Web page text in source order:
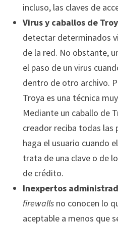
incluso, las claves de
Virus y caballos de
detectar determinados
de la red. No obstante,
el paso de un virus
dentro de otro archivo.
Troya es una técnica
Mediante un caballo de
creador reciba todas las
haga el usuario cuando
trata de una clave o de
de crédito.
Inexpertos
firewalls no conocen lo
aceptable a menos que